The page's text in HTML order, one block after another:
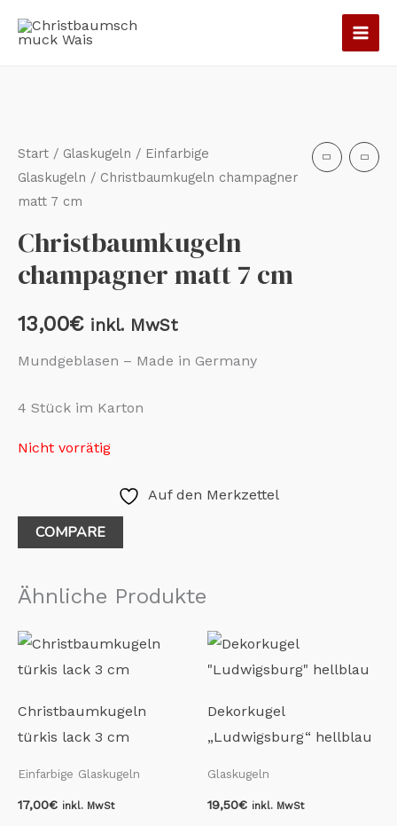
Inhalt
Start / Glaskugeln / Einfarbige
Glaskugeln / Christbaumkugeln champagner
matt 7 cm
Christbaumkugeln
champagner matt 7 cm
13,00€ inkl. MwSt
Mundgeblasen – Made in Germany
4 Stück im Karton
Nicht vorrätig
Auf den Merkzettel
COMPARE
Ähnliche Produkte
Christbaumkugeln
türkis lack 3 cm
Einfarbige Glaskugeln
17,00€ inkl. MwSt
Dekorkugel
„Ludwigsburg“ hellblau
Glaskugeln
19,50€ inkl. MwSt